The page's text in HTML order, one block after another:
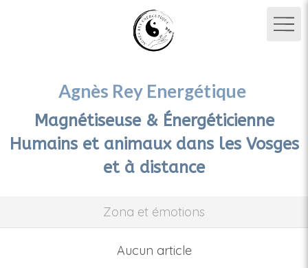
Agnès Rey Energétique
Magnétiseuse & Énergéticienne
Humains et animaux dans les Vosges
et à distance
Zona et émotions
Aucun article